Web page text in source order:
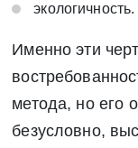
экологичность.
Именно эти
метода, но его
безусловно,